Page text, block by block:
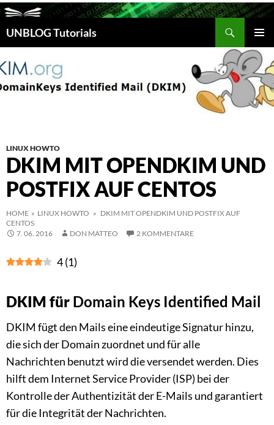
UNBLOG Tutorials
Suchen
SPRINGEN
LINUX HOWTO
DKIM MIT OPENDKIM UND
POSTFIX AUF CENTOS
HOME » LINUX HOWTO » DKIM MIT OPENDKIM UND POSTFIX AUF
CENTOS
7. 06. 2016
DON MATTEO 2 KOMMENTARE
4(1)
DKIM für Domain Keys Identified Mail
DKIM fügt den Mails eine eindeutige Signatur hinzu,
die sich der Domain zuordnet und für alle
Nachrichten benutzt wird die versendet werden. Dies
hilft dem Internet Service Provider (ISP) bei der
Kontrolle der Authentizität der E-Mails und garantiert
für die Integrität der Nachrichten.